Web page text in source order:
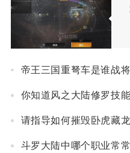
帝王三国重弩车是谁战
你知道风之大陆修罗技
请指导如何摧毁卧虎藏
斗罗大陆中哪个职业常